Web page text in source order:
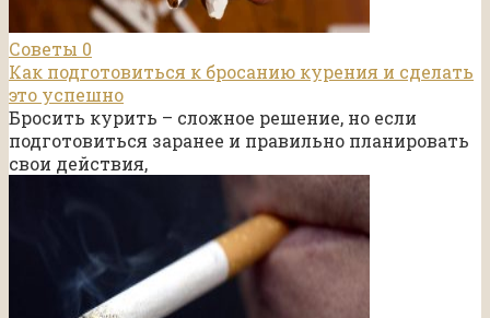
Советы 0
Как подготовиться к бросанию курения и сделать
это успешно
Бросить курить – сложное решение, но если
подготовиться заранее и правильно планировать
свои действия,